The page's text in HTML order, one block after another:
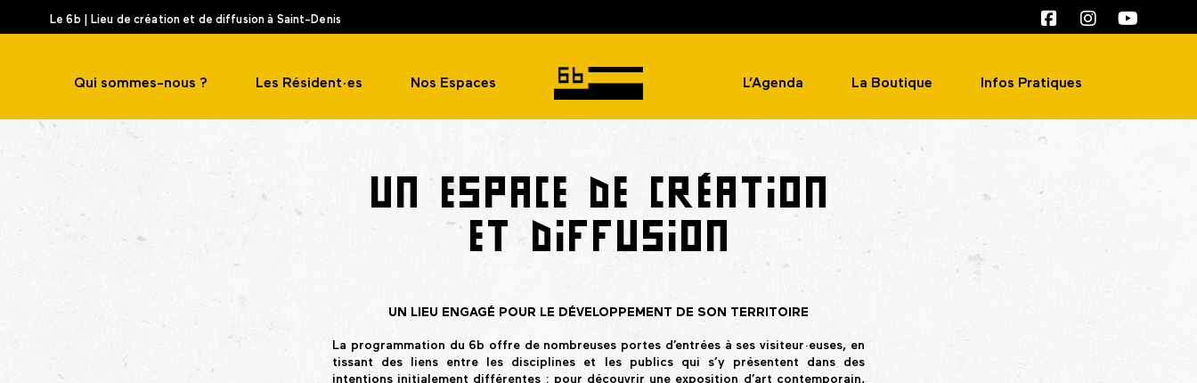
Le 6b | Lieu de création et de diffusion à Saint-Denis
Qui sommes-nous ? Les Résident·es Nos Espaces L’Agenda La Boutique Infos Pratiques
UN ESPACE DE CRÉATION
ET DIFFUSION
UN LIEU ENGAGÉ POUR LE DÉVELOPPEMENT DE SON TERRITOIRE
La programmation du 6b offre de nombreuses portes d’entrées à ses visiteur·euses, en
tissant des liens entre les disciplines et les publics qui s’y présentent dans des
intentions initialement différentes : pour découvrir une exposition d’art contemporain,